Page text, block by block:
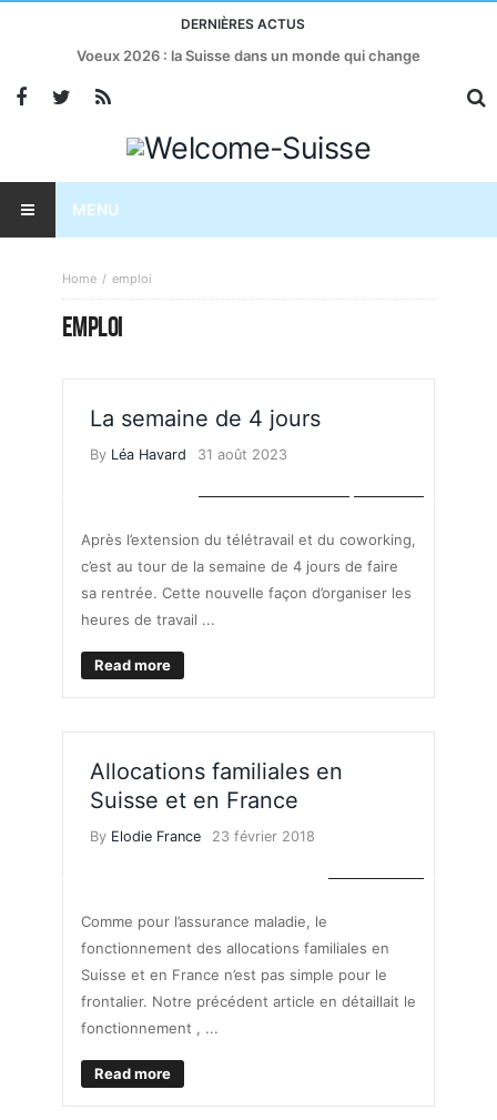
DERNIÈRES ACTUS
Voeux 2026 : la Suisse dans un monde qui change
MENU
Home emploi
EMPLOI
La semaine de 4 jours
By Léa Havard 31 août 2023
Après l’extension du télétravail et du coworking,
c’est au tour de la semaine de 4 jours de faire
sa rentrée. Cette nouvelle façon d’organiser les
heures de travail ...
Read more
Allocations familiales en
Suisse et en France
By Elodie France 23 février 2018
Comme pour l’assurance maladie, le
fonctionnement des allocations familiales en
Suisse et en France n’est pas simple pour le
frontalier. Notre précédent article en détaillait le
fonctionnement , ...
Read more